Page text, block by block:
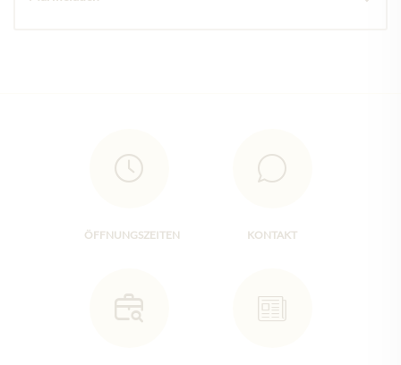
ÖFFNUNGSZEITEN KONTAKT